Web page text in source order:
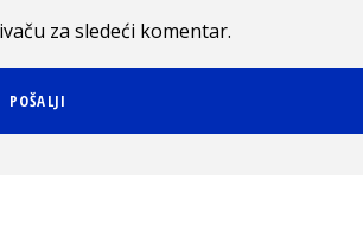
za sledeći komentar.